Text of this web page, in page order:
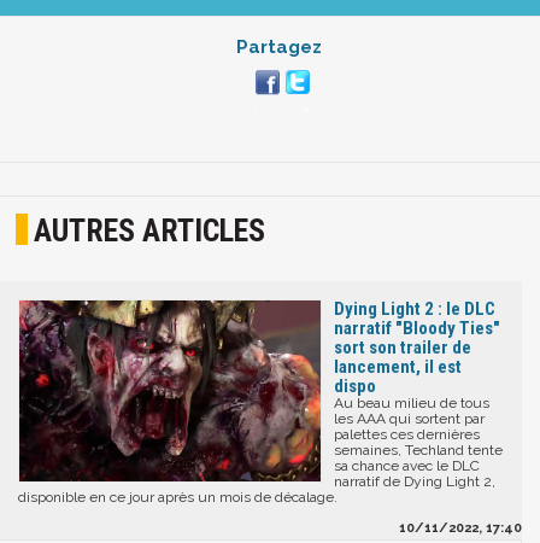
Partagez
AUTRES ARTICLES
Dying Light 2 : le DLC
narratif "Bloody Ties"
sort son trailer de
lancement, il est
dispo
Au beau milieu de tous
les AAA qui sortent par
palettes ces dernières
semaines, Techland tente
sa chance avec le DLC
narratif de Dying Light 2,
disponible en ce jour après un mois de décalage.
10/11/2022, 17:40